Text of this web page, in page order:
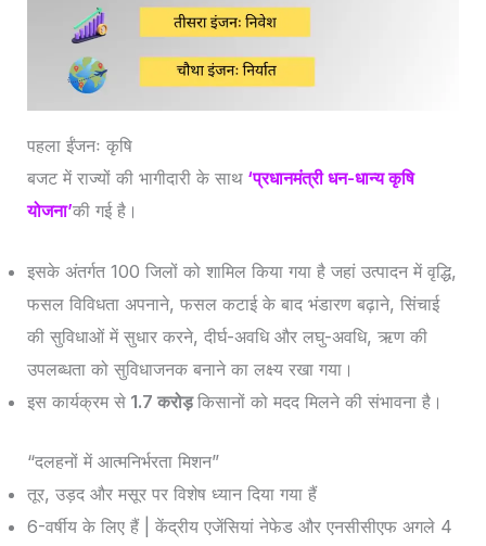
पहला ईंजनः कृषि
बजट में राज्यों की भागीदारी के साथ ‘प्रधानमंत्री धन-धान्य कृषि
योजना’की गई है।
इसके अंतर्गत 100 जिलों को शामिल किया गया है जहां उत्पादन में वृद्धि,
फसल विविधता अपनाने, फसल कटाई के बाद भंडारण बढ़ाने, सिंचाई
की सुविधाओं में सुधार करने, दीर्घ-अवधि और लघु-अवधि, ऋण की
उपलब्धता को सुविधाजनक बनाने का लक्ष्य रखा गया।
इस कार्यक्रम से 1.7 करोड़किसानों को मदद मिलने की संभावना है।
“दलहनों में आत्मनिर्भरता मिशन”
तूर, उड़द और मसूर पर विशेष ध्यान दिया गया हैं
6-वर्षीय के लिए हैं | केंद्रीय एजेंसियां नेफेड और एनसीसीएफ अगले 4